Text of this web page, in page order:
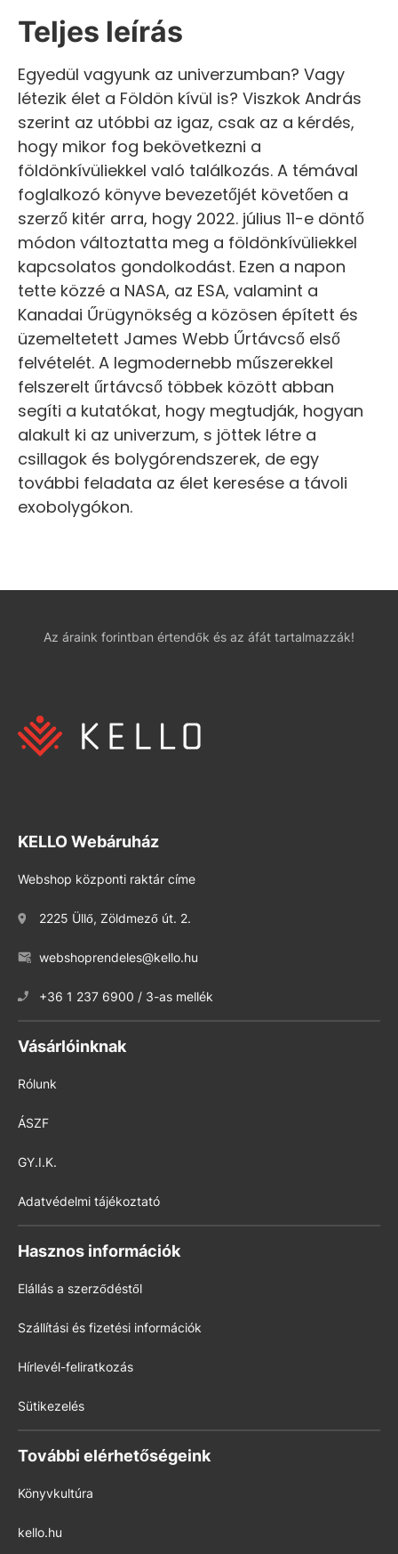
Teljes leírás
Egyedül vagyunk az univerzumban? Vagy
létezik élet a Földön kívül is? Viszkok András
szerint az utóbbi az igaz, csak az a kérdés,
hogy mikor fog bekövetkezni a
földönkívüliekkel való találkozás. A témával
foglalkozó könyve bevezetőjét követően a
szerző kitér arra, hogy 2022. július 11-e döntő
módon változtatta meg a földönkívüliekkel
kapcsolatos gondolkodást. Ezen a napon
tette közzé a NASA, az ESA, valamint a
Kanadai Űrügynökség a közösen épített és
üzemeltetett James Webb Űrtávcső első
felvételét. A legmodernebb műszerekkel
felszerelt űrtávcső többek között abban
segíti a kutatókat, hogy megtudják, hogyan
alakult ki az univerzum, s jöttek létre a
csillagok és bolygórendszerek, de egy
további feladata az élet keresése a távoli
exobolygókon.
Az áraink forintban értendők és az áfát tartalmazzák!
KELLO Webáruház
Webshop központi raktár címe
2225 Üllő, Zöldmező út. 2.
webshoprendeles@kello.hu
+36 1 237 6900 / 3-as mellék
Vásárlóinknak
Rólunk
ÁSZF
GY.I.K.
Adatvédelmi tájékoztató
Hasznos információk
Elállás a szerződéstől
Szállítási és fizetési információk
Hírlevél-feliratkozás
Sütikezelés
További elérhetőségeink
Könyvkultúra
kello.hu